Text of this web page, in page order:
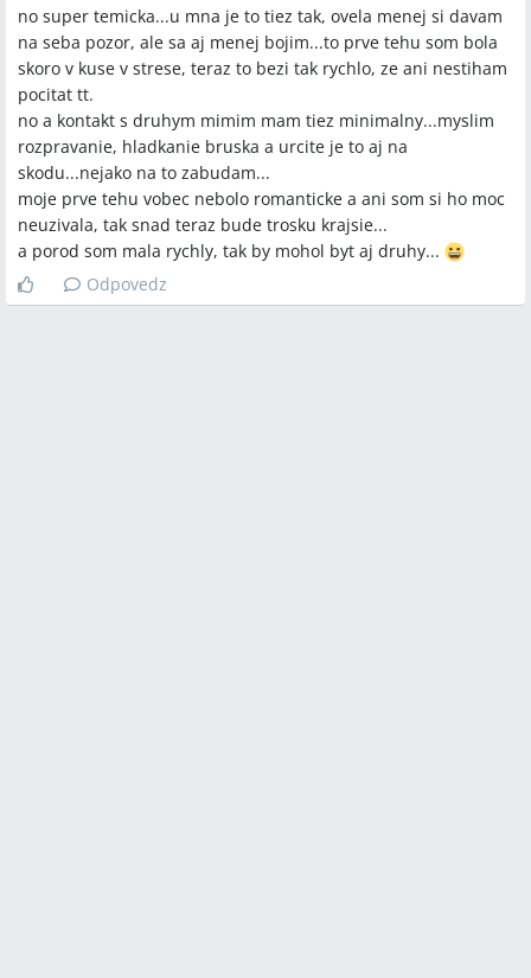
Závery z diskusie
Zhoda
Druhé tehotenstvo ženy v diskusii vnímajú prevažne ako iné
než prvé, s menej času na „užívanie si“ tehotenstva a s
praktickými starosťami pri starostlivosti o existujúce dieťa.
Mnohé ženy očakávajú, že druhý pôrod môže byť rýchlejší,
hoci príklady z diskusie ukazujú veľkú variabilitu.
Sporné názory
Niektoré ženy tvrdia, že druhé tehotenstvo a pôrod sú
no super temicka...u mna je to tiez tak, ovela menej si davam
na seba pozor, ale sa aj menej bojim...to prve tehu som bola
skoro v kuse v strese, teraz to bezi tak rychlo, ze ani nestiham
pocitat tt.
no a kontakt s druhym mimim mam tiez minimalny...myslim
rozpravanie, hladkanie bruska a urcite je to aj na
skodu...nejako na to zabudam...
moje prve tehu vobec nebolo romanticke a ani som si ho moc
neuzivala, tak snad teraz bude trosku krajsie...
a porod som mala rychly, tak by mohol byt aj druhy...
Odpovedz